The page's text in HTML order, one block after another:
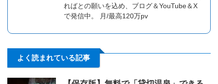
ればとの願いを込め、ブログ＆YouTube＆X
で発信中。 月/最高120万pv
よく読まれている記事